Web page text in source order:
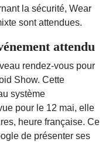
la sécurité, Wear
sont attendues.
attendu
rendez-vous pour
Show. Cette
système
pour le 12 mai, elle
heure française. Ce
de présenter ses